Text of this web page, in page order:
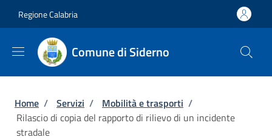
Regione Calabria
Comune di Siderno
Briciole di pane
Home / Servizi / Mobilità e trasporti /
Rilascio di copia del rapporto di rilievo di un incidente
stradale